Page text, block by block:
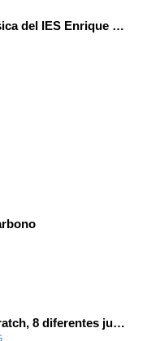
El Gabinete de Física del IES Enrique Tierno Galván de Parla (Curso 25-26)
Programa con Scratch, 8 diferentes juegos para vivir la emoción de los partidos de España en el mundial 2026